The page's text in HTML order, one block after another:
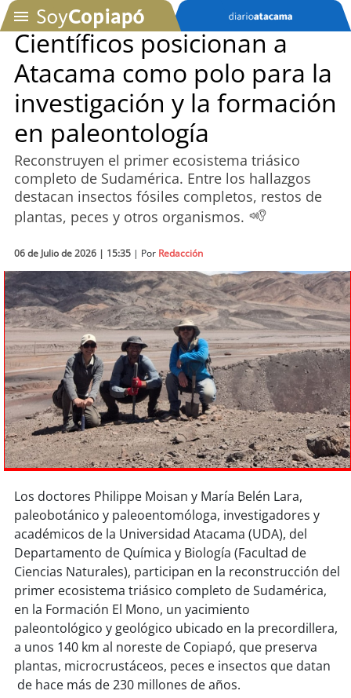
Podcast
Actualidad
Entretención
Economía
Deportes
Tecnología
Sostenibilidad
soy chile
soyarica
soyiquique
soycalama
soyantofagasta
soy copiapó
soyvalparaíso
soyquillota
Científicos posicionan a
Atacama como polo para la
investigación y la formación
en paleontología
Reconstruyen el primer ecosistema triásico
completo de Sudamérica. Entre los hallazgos
destacan insectos fósiles completos, restos de
plantas, peces y otros organismos.
06 de Julio de 2026 | 15:35 | Por Redacción
Los doctores Philippe Moisan y María Belén Lara,
paleobotánico y paleoentomóloga, investigadores y
académicos de la Universidad Atacama (UDA), del
Departamento de Química y Biología (Facultad de
Ciencias Naturales), participan en la reconstrucción del
primer ecosistema triásico completo de Sudamérica,
en la Formación El Mono, un yacimiento
paleontológico y geológico ubicado en la precordillera,
a unos 140 km al noreste de Copiapó, que preserva
plantas, microcrustáceos, peces e insectos que datan
de hace más de 230 millones de años.